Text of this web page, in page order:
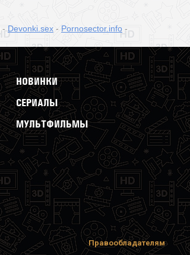
- Devonki.sex - Pornosector.info -
НОВИНКИ
СЕРИАЛЫ
МУЛЬТФИЛЬМЫ
Правообладателям